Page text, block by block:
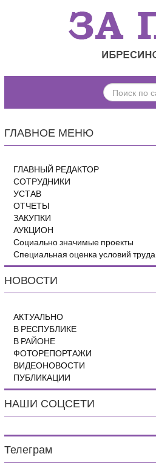
ПОИСК
ПО
ГЛАВНОЕ МЕНЮ
ГЛАВНЫЙ РЕДАКТОР
СОТРУДНИКИ
УСТАВ
ОТЧЕТЫ
ЗАКУПКИ
АУКЦИОН
Социально значимые проекты
Специальная оценка условий труда
НОВОСТИ
АКТУАЛЬНО
В РЕСПУБЛИКЕ
В РАЙОНЕ
ФОТОРЕПОРТАЖИ
ВИДЕОНОВОСТИ
ПУБЛИКАЦИИ
НАШИ СОЦСЕТИ
Телеграм